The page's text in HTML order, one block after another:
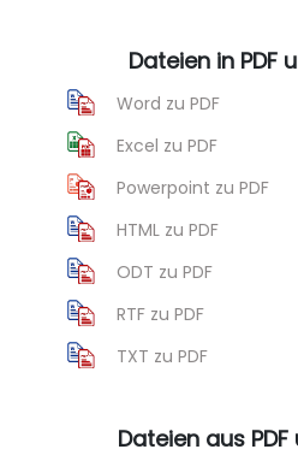
Dateien in PDF
Word zu PDF
Excel zu PDF
Powerpoint zu PDF
HTML zu PDF
ODT zu PDF
RTF zu PDF
TXT zu PDF
Dateien aus